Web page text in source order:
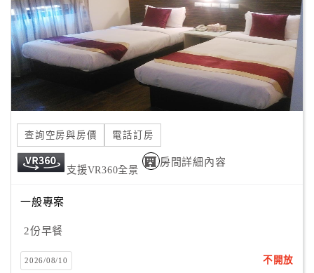
客
滿
意
度
訂
單
管
理
員
戶
Zhaolai Business Hotel、MRT高雄中央公園駅2番出口
徒歩5分。
当、新月江三多街徒歩 8 分位置、
便利周辺施設便利交通機関備。
六合夜市車5分、瑞豊夜市車20分。
高雄駅車15分、高雄左営高速鉄道車25分。
客室薄型、冷蔵庫、、茶備
。
設備、、付。
查詢空房與房價 電話訂房
支援VR360全景
房間詳細內容
一般專案
2份早餐
2026/08/10 不開放